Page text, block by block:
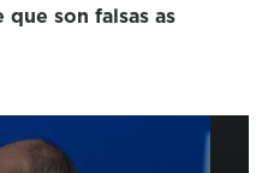
que son falsas as